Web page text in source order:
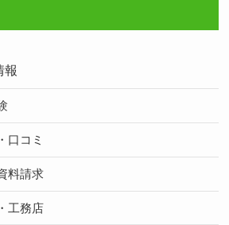
報
口コミ
料請求
工務店